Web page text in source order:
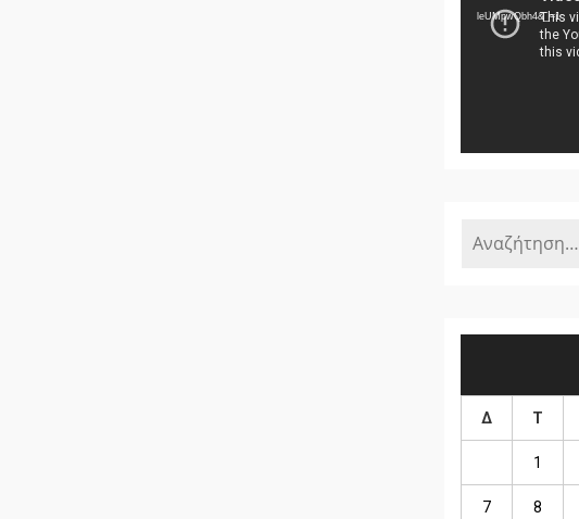
Βίντεο
leUMpwQbh4&_=1
Δ Τ
1
7 8